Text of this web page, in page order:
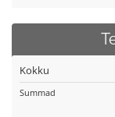
Kokku
Summad